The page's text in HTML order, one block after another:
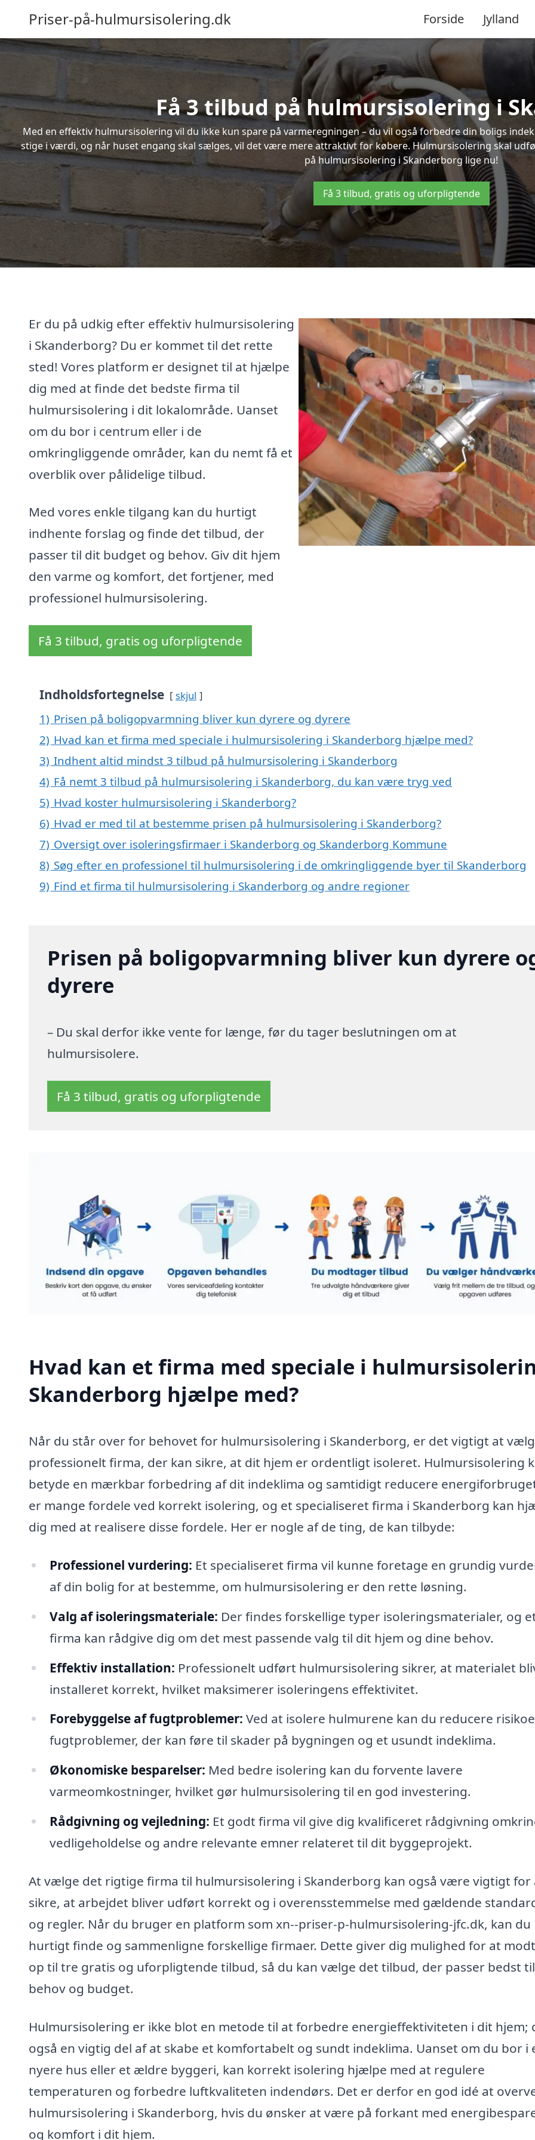
Priser-på-hulmursisolering.dk Forside Jylland
Få 3 tilbud på hulmursisolering i
Med en effektiv hulmursisolering vil du ikke kun spare på varmeregningen – du vil også forbedre din boligs
stige i værdi, og når huset engang skal sælges, vil det være mere attraktivt for købere. Hulmursisolering skal
på hulmursisolering i Skanderborg lige nu!
Få 3 tilbud, gratis og uforpligtende
Er du på udkig efter effektiv hulmursisolering
i Skanderborg? Du er kommet til det rette
sted! Vores platform er designet til at hjælpe
dig med at finde det bedste firma til
hulmursisolering i dit lokalområde. Uanset
om du bor i centrum eller i de
omkringliggende områder, kan du nemt få et
overblik over pålidelige tilbud.
Med vores enkle tilgang kan du hurtigt
indhente forslag og finde det tilbud, der
passer til dit budget og behov. Giv dit hjem
den varme og komfort, det fortjener, med
professionel hulmursisolering.
Få 3 tilbud, gratis og uforpligtende
Indholdsfortegnelse skjul
1) Prisen på boligopvarmning bliver kun dyrere og dyrere
2) Hvad kan et firma med speciale i hulmursisolering i Skanderborg hjælpe med?
3) Indhent altid mindst 3 tilbud på hulmursisolering i Skanderborg
4) Få nemt 3 tilbud på hulmursisolering i Skanderborg, du kan være tryg ved
5) Hvad koster hulmursisolering i Skanderborg?
6) Hvad er med til at bestemme prisen på hulmursisolering i Skanderborg?
7) Oversigt over isoleringsfirmaer i Skanderborg og Skanderborg Kommune
8) Søg efter en professionel til hulmursisolering i de omkringliggende byer til Skanderborg
9) Find et firma til hulmursisolering i Skanderborg og andre regioner
Prisen på boligopvarmning bliver kun dyrere
dyrere
– Du skal derfor ikke vente for længe, før du tager beslutningen om at
hulmursisolere.
Få 3 tilbud, gratis og uforpligtende
Hvad kan et firma med speciale i
Skanderborg hjælpe med?
Når du står over for behovet for hulmursisolering i Skanderborg, er det vigtigt at
professionelt firma, der kan sikre, at dit hjem er ordentligt isoleret. Hulmursisolering
betyde en mærkbar forbedring af dit indeklima og samtidigt reducere
er mange fordele ved korrekt isolering, og et specialiseret firma i Skanderborg kan
dig med at realisere disse fordele. Her er nogle af de ting, de kan tilbyde:
Professionel vurdering: Et specialiseret firma vil kunne foretage en grundig
af din bolig for at bestemme, om hulmursisolering er den rette løsning.
Valg af isoleringsmateriale: Der findes forskellige typer isoleringsmaterialer, og
firma kan rådgive dig om det mest passende valg til dit hjem og dine behov.
Effektiv installation: Professionelt udført hulmursisolering sikrer, at materialet
installeret korrekt, hvilket maksimerer isoleringens effektivitet.
Forebyggelse af fugtproblemer: Ved at isolere hulmurene kan du reducere
fugtproblemer, der kan føre til skader på bygningen og et usundt indeklima.
Økonomiske besparelser: Med bedre isolering kan du forvente lavere
varmeomkostninger, hvilket gør hulmursisolering til en god investering.
Rådgivning og vejledning: Et godt firma vil give dig kvalificeret rådgivning
vedligeholdelse og andre relevante emner relateret til dit byggeprojekt.
At vælge det rigtige firma til hulmursisolering i Skanderborg kan også være vigtigt for
sikre, at arbejdet bliver udført korrekt og i overensstemmelse med gældende
og regler. Når du bruger en platform som xn--priser-p-hulmursisolering-jfc.dk, kan du
hurtigt finde og sammenligne forskellige firmaer. Dette giver dig mulighed for at
op til tre gratis og uforpligtende tilbud, så du kan vælge det tilbud, der passer bedst
behov og budget.
Hulmursisolering er ikke blot en metode til at forbedre energieffektiviteten i dit hjem;
også en vigtig del af at skabe et komfortabelt og sundt indeklima. Uanset om du bor i
nyere hus eller et ældre byggeri, kan korrekt isolering hjælpe med at regulere
temperaturen og forbedre luftkvaliteten indendørs. Det er derfor en god idé at
hulmursisolering i Skanderborg, hvis du ønsker at være på forkant med
og komfort i dit hjem.